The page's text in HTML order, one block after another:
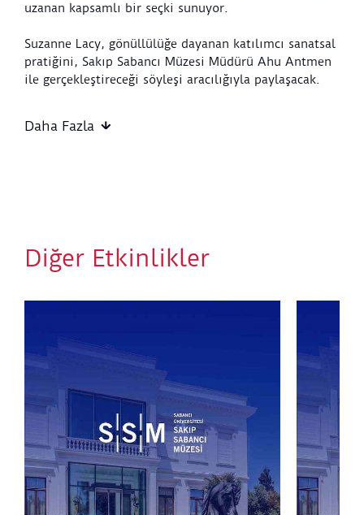
uzanan kapsamlı bir seçki sunuyor.
Suzanne Lacy, gönüllülüğe dayanan katılımcı sanatsal
pratiğini, Sakıp Sabancı Müzesi Müdürü Ahu Antmen
ile gerçekleştireceği söyleşi aracılığıyla paylaşacak.
Saat:14.00
Daha Fazla
Diğer Etkinlikler